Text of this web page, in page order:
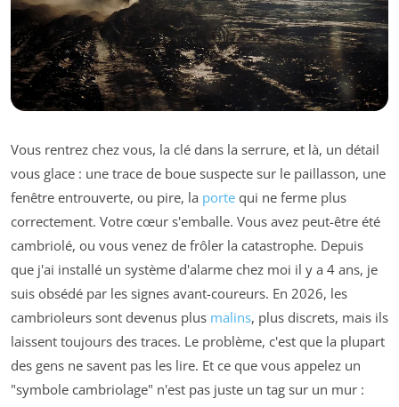
Vous rentrez chez vous, la clé dans la serrure, et là, un détail
vous glace : une trace de boue suspecte sur le paillasson, une
fenêtre entrouverte, ou pire, la porte qui ne ferme plus
correctement. Votre cœur s'emballe. Vous avez peut-être été
cambriolé, ou vous venez de frôler la catastrophe. Depuis
que j'ai installé un système d'alarme chez moi il y a 4 ans, je
suis obsédé par les signes avant-coureurs. En 2026, les
cambrioleurs sont devenus plus malins, plus discrets, mais ils
laissent toujours des traces. Le problème, c'est que la plupart
des gens ne savent pas les lire. Et ce que vous appelez un
"symbole cambriolage" n'est pas juste un tag sur un mur :